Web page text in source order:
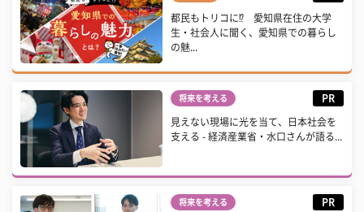
都民もトリコに⁉ 愛知県在住の大学
生・社会人に聞く、愛知県での暮らし
の魅...
将来を考える PR
見えない現場に光を当て、日本社会を
支える - 経済産業省・水口さんが語る...
将来を考える PR